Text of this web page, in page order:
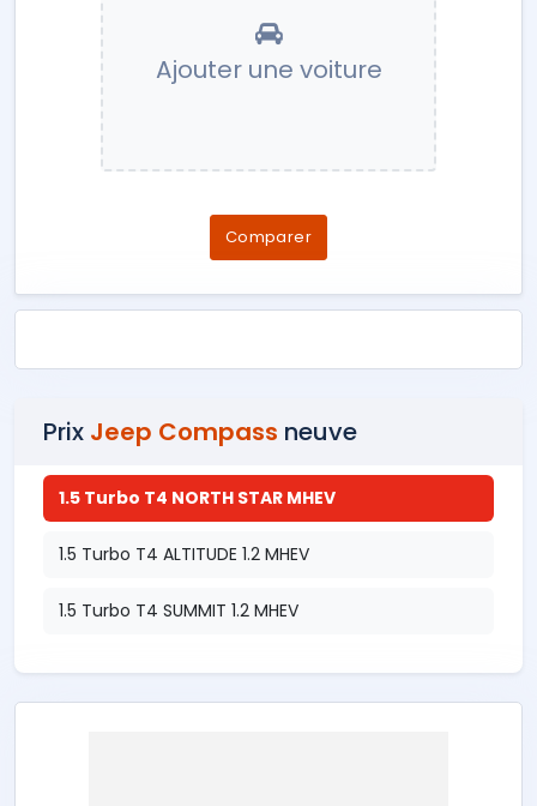
Ajouter une voiture
Comparer
Prix Jeep Compass neuve
1.5 Turbo T4 NORTH STAR MHEV
1.5 Turbo T4 ALTITUDE 1.2 MHEV
1.5 Turbo T4 SUMMIT 1.2 MHEV